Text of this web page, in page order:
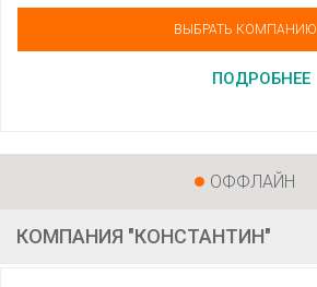
ВЫБРАТЬ КОМПАНИЮ
ПОДРОБНЕЕ
ОФФЛАЙН
КОМПАНИЯ "КОНСТАНТИН"